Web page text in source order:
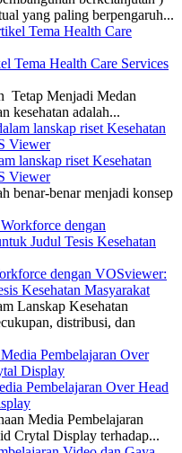
yang paling berpengaruh...
Tema Health Care Services
Tetap Menjadi Medan
kesehatan adalah...
lanskap riset Kesehatan
Viewer
benar-benar menjadi konsep
dengan VOSviewer:
Kesehatan Masyarakat
Lanskap Kesehatan
distribusi, dan
Pembelajaran Over Head
Media Pembelajaran
Crytal Display terhadap...